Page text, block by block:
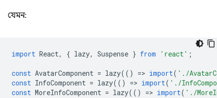
যেমন:
import React, { lazy, Suspense } from 'react' ;
const AvatarComponent = lazy(() => import( './
const InfoComponent = lazy(() => import( './
const MoreInfoComponent = lazy(() => import( './